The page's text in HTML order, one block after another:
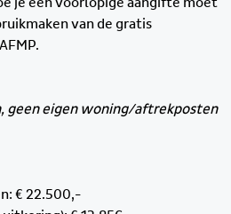
je een voorlopige aangifte moet
van de gratis
geen eigen woning/aftrekposten
€ 22.500,-